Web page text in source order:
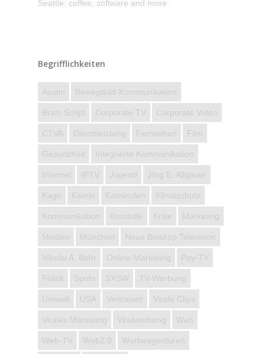
Seattle: coffee, software and more
Begrifflichkeiten
Austin Bewegtbild-Kommunikation
Brain Script Corporate TV Corporate Video
CTVA Dienstleistung Fernsehen Film
Gesundheit Integrierte Kommunikation
Internet IPTV Jugend Jörg E. Allgäuer
Kago Kamin Kaminofen Klimaschutz
Kommunikation Kontrolle Krise Marketing
Medien München Neue Bioskop Television
Nikolai A. Behr Online-Marketing Pay-TV
Politik Spots SXSW TV-Werbung
Umwelt USA Vertrauen Virale Clips
Virales Marketing Viralwerbung Web
Web-TV Web2.0 Werbeagenturen